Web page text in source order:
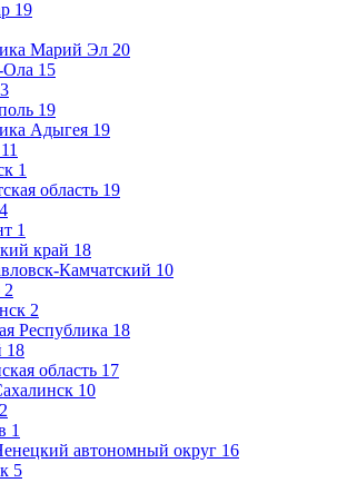
19
Марий Эл 20
15
3
19
Адыгея 19
11
1
область 19
4
1
край 18
Камчатский 10
2
2
Республика 18
18
область 17
10
2
1
автономный округ 16
5